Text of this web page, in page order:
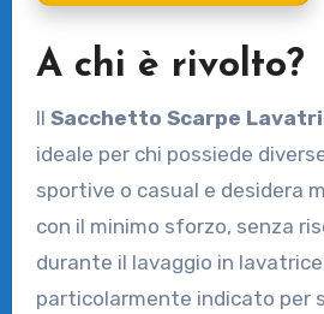
A chi è rivolto?
Il Sacchetto Scarpe
ideale per chi possiede
sportive o casual e desidera
con il minimo sforzo, senza
durante il lavaggio in
particolarmente indicato per